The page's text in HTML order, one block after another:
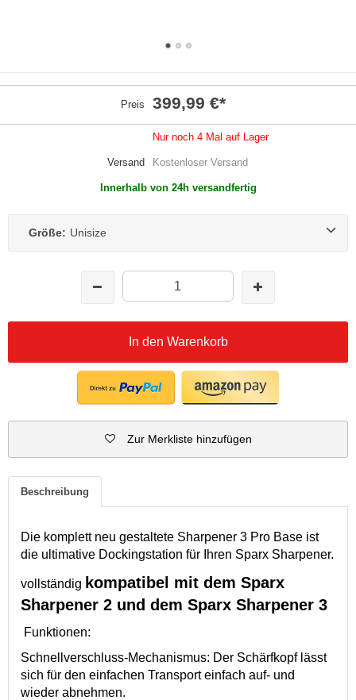
Preis 399,99 €*
Nur noch 4 Mal auf Lager
Versand Kostenloser Versand
Innerhalb von 24h versandfertig
Größe: Unisize
In den Warenkorb
Zur Merkliste hinzufügen
Beschreibung
Die komplett neu gestaltete Sharpener 3 Pro Base ist
die ultimative Dockingstation für Ihren Sparx Sharpener.
vollständig kompatibel mit dem Sparx
Sharpener 2 und dem Sparx Sharpener 3
Funktionen:
Schnellverschluss-Mechanismus: Der Schärfkopf lässt
sich für den einfachen Transport einfach auf- und
wieder abnehmen.